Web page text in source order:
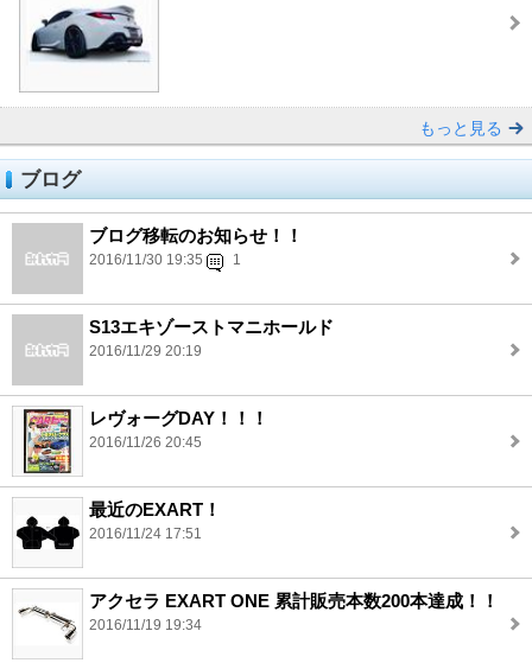
もっと見る
ブログ
ブログ移転のお知らせ！！
2016/11/30 19:35 1
S13エキゾーストマニホールド
2016/11/29 20:19
レヴォーグDAY！！！
2016/11/26 20:45
最近のEXART！
2016/11/24 17:51
アクセラ EXART ONE 累計販売本数200本達成！！
2016/11/19 19:34